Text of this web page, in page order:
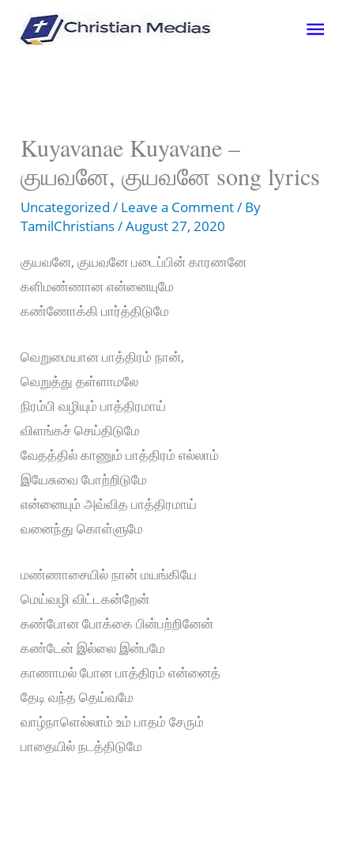
Kuyavanae Kuyavane –
குயவனே, குயவனே song lyrics
Uncategorized / Leave a Comment/ By
TamilChristians/August 27, 2020
குயவனே, குயவனே படைப்பின் காரணனே
களிமண்ணான என்னையுமே
கண்ணோக்கி பார்த்திடுமே
வெறுமையான பாத்திரம் நான்,
வெறுத்து தள்ளாமலே
நிரம்பி வழியும் பாத்திரமாய்
விளங்கச் செய்திடுமே
வேதத்தில் காணும் பாத்திரம் எல்லாம்
இயேசுவை போற்றிடுமே
என்னையும் அவ்வித பாத்திரமாய்
வனைந்து கொள்ளுமே
மண்ணாசையில் நான் மயங்கியே
மெய்வழி விட்டகன்றேன்
கண்போன போக்கை பின்பற்றினேன்
கண்டேன் இல்லை இன்பமே
காணாமல் போன பாத்திரம் என்னைத்
தேடி வந்த தெய்வமே
வாழ்நாளெல்லாம் உம் பாதம் சேரும்
பாதையில் நடத்திடுமே